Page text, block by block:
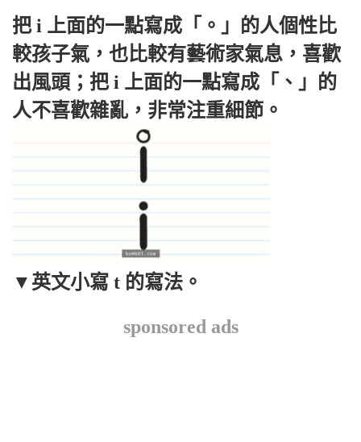
把 i 上面的一點寫成「。」的人個性比
較孩子氣，也比較有藝術家氣息，喜歡
出風頭；把 i 上面的一點寫成「、」的
人不喜歡雜亂，非常注重細節。
▼ 英文小寫 t 的寫法。
sponsored ads